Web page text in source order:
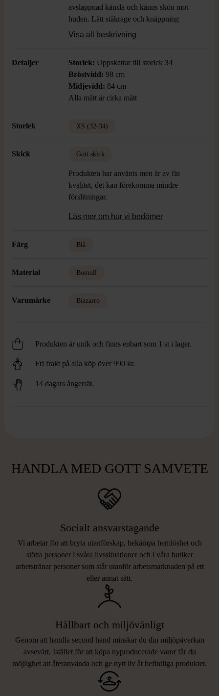
avslappnad känsla och känns skön mot
huden. Lätt ståkrage och knäppning
framtill sätter en elegant touch. Perfekt för
Visa all beskrivning
Detaljer Storlek: Uppskattar till storlek 34
Bröstvidd: 98 cm
Midjevidd: 84 cm
Alla mått är cirka mått
Storlek XS (32-34)
Skick Gott skick
Produkten har använts men är av fin
kvalitet, det kan förekomma mindre
förslitningar.
Läs mer om hur vi bedömer
Färg Blå
Material Bomull
Varumärke Bizzarro
Produkten är unik och finns enbart som 1 st i lager.
Fri frakt på alla köp över 990 kr.
14 dagars ångerrät.
HANDLA MED GOTT SAMVETE
Socialt ansvarstagande
Vi arbetar för att bryta utanförskap, bekämpa hemlöshet och
stötta personer i svåra livssituationer och i våra butiker
arbetstränar personer som står utanför arbetsmarknaden på ett
eller annat sätt.
Hållbart och miljövänligt
Genom att handla second hand minskar du din miljöpåverkan
avsevärt. Istället för att köpa nyproducerade varor får du
möjlighet att återanvända och ge nytt liv åt befintliga produkter.